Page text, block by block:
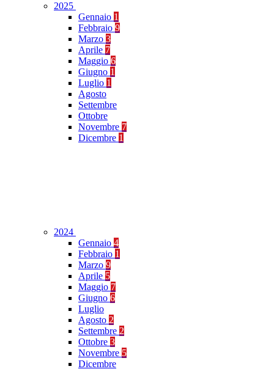
2025
Gennaio 1
Febbraio 9
Marzo 3
Aprile 7
Maggio 6
Giugno 1
Luglio 1
Agosto
Settembre
Ottobre
Novembre 7
Dicembre 1
2024
Gennaio 4
Febbraio 1
Marzo 9
Aprile 5
Maggio 7
Giugno 6
Luglio
Agosto 2
Settembre 2
Ottobre 3
Novembre 5
Dicembre